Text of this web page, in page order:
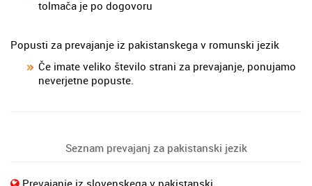
tolmača je po dogovoru
Popusti za prevajanje iz pakistanskega v romunski jezik
Če imate veliko število strani za prevajanje, ponujamo
neverjetne popuste.
Seznam prevajanj za pakistanski jezik
Prevajanje iz slovenskega v pakistanski